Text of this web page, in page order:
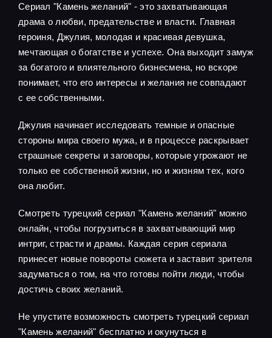
Сериал "Камень желаний" - это захватывающая
драма о любви, предательстве и власти. Главная
героиня, Джулия, молодая и красивая девушка,
мечтающая о богатстве и успехе. Она выходит замуж
за богатого и влиятельного бизнесмена, но вскоре
понимает, что его интересы и желания не совпадают
с ее собственными.
Джулия начинает исследовать темные и опасные
стороны мира своего мужа, и в процессе раскрывает
страшные секреты и заговоры, которые угрожают не
только ее собственной жизни, но и жизням тех, кого
она любит.
Смотреть турецкий сериал "Камень желаний" можно
онлайн, чтобы погрузиться в захватывающий мир
интриг, страсти и драмы. Каждая серия сериала
принесет новые повороты сюжета и заставит зрителя
задуматься о том, на что готовы пойти люди, чтобы
достичь своих желаний.
Не упустите возможность смотреть турецкий сериал
"Камень желаний" бесплатно и окунуться в